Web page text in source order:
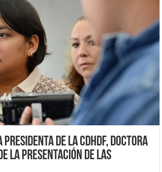
de la CDHDF, Doctora
la Presentación de las